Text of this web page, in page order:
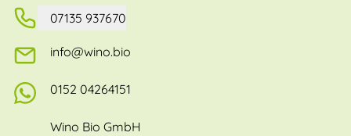
07135 937670
info@wino.bio
0152 04264151
Wino Bio GmbH